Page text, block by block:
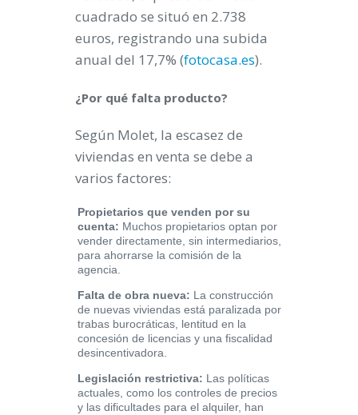
cuadrado se situó en 2.738
euros, registrando una subida
anual del 17,7% (fotocasa.es).
¿Por qué falta producto?
Según Molet, la escasez de
viviendas en venta se debe a
varios factores:
Propietarios que venden por su
cuenta: Muchos propietarios optan por
vender directamente, sin intermediarios,
para ahorrarse la comisión de la
agencia.
Falta de obra nueva: La construcción
de nuevas viviendas está paralizada por
trabas burocráticas, lentitud en la
concesión de licencias y una fiscalidad
desincentivadora.
Legislación restrictiva: Las políticas
actuales, como los controles de precios
y las dificultades para el alquiler, han